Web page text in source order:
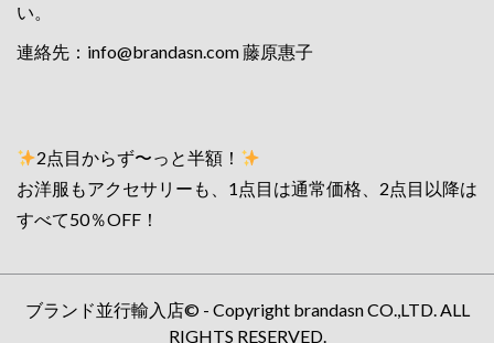
い。
連絡先： info@brandasn.com藤原惠子
2点目からず〜っと半額！
お洋服もアクセサリーも、1点目は通常価格、2点目以降は
すべて50％OFF！
ブランド並行輸入店© - Copyright brandasn CO.,LTD. ALL
RIGHTS RESERVED.